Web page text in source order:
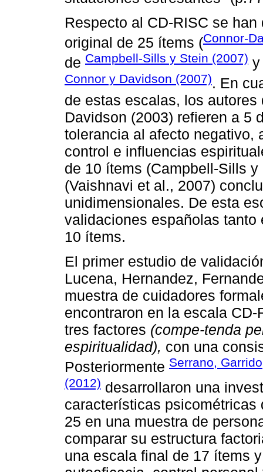
Respecto al CD-RISC se
original de 25 ítems (Connor-
de Campbell-Sills y Stein (2007) y
Connor y Davidson (2007). En
de estas escalas, los
Davidson (2003) refieren a 5
tolerancia al afecto negativo,
control e influencias
de 10 ítems (Campbell-Sills
(Vaishnavi et al., 2007)
unidimensionales. De esta
validaciones españolas
10 ítems.
El primer estudio de
Lucena, Hernandez,
muestra de cuidadores
encontraron en la escala
tres factores (compe-tenda
espiritualidad), con una
Posteriormente Serrano,
(2012) desarrollaron una
características
25 en una muestra de
comparar su estructura
una escala final de 17 ítems